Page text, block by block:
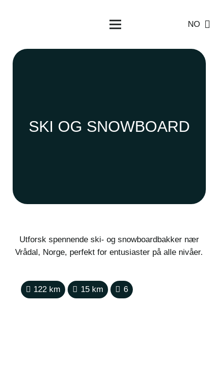
NO
SKI OG SNOWBOARD
Utforsk spennende ski- og snowboardbakker nær
Vrådal, Norge, perfekt for entusiaster på alle nivåer.
122 km 15 km 6